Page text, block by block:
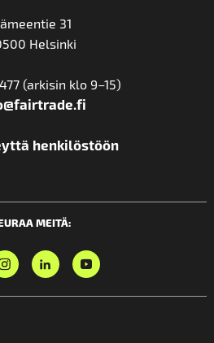
31
Helsinki
(arkisin klo 9–15)
henkilöstöön
MEITÄ: